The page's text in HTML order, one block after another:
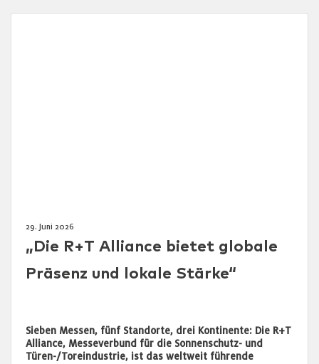
29. Juni 2026
„Die R+T Alliance bietet globale
Präsenz und lokale Stärke“
Sieben Messen, fünf Standorte, drei Kontinente: Die R+T
Alliance, Messeverbund für die Sonnenschutz- und
Türen-/Toreindustrie, ist das weltweit führende